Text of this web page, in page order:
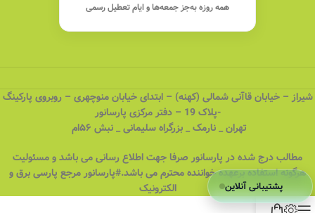
همه روزه به‌جز جمعه‌ها و ایام تعطیل رسمی
شیراز – خیابان قاآنی شمالی (کهنه) – ابتدای خیابان منوچهری – روبروی پارکینگ
-پلاک 19 – دفتر مرکزی پارسانور
تهران _ نارمک _ بزرگراه سلیمانی _ نبش ۵۶ام
مطالب درج شده در پارسانور صرفا جهت اطلاع رسانی می باشد و مسئولیت
هرگونه استفاده برعهده خواننده محترم می باشد.#پارسانور مرجع پارسی برق و
الکترونیک
پشتیبانی آنلاین